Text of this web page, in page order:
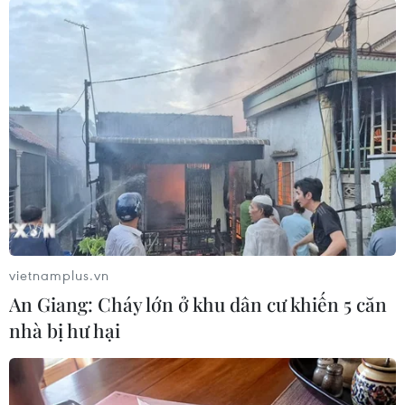
triển khai sử dụng căn cước công dân, ứng
dụng định danh điện tử quốc gia (VNEID) thay
thế thẻ bảo hiểm y tế giấy để khám, chữa bệnh
bảo hiểm y tế theo Quyết định số 06/QĐ-TTg của
Thủ tướng Chính phủ phê duyệt Đề án phát
triển ứng dụng dữ liệu quốc gia về dân cư, định
danh và xác thực điện tử phục vụ chuyển đổi số
quốc gia giai đoạn 2022-2025, tầm nhìn đến
năm 2030.
dụng căn cước công dân để khám, chữa bệnh
bảo hiểm y tế. Sau gần 5 tháng triển khai thí
điểm việc khám, chữa bệnh bảo hiểm y tế bằng
căn cước công dân gắn chíp, tính đến ngày
19/7/2022, toàn quốc đã có 6.856 cơ sở khám,
vietnamplus.vn
An Giang: Cháy lớn ở khu dân cư khiến 5 căn
nhà bị hư hại